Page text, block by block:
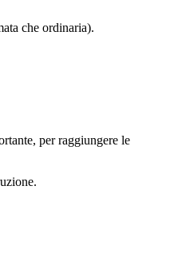
che ordinaria).
per raggiungere le